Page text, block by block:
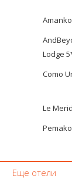
Lodge
Como
Le
Еще отели